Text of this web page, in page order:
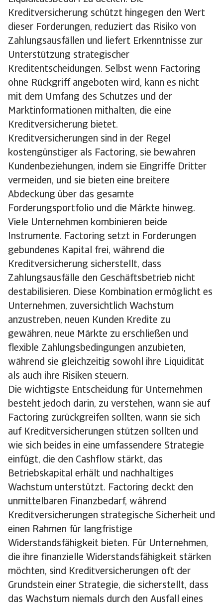
Kreditversicherung schützt hingegen den Wert
dieser Forderungen, reduziert das Risiko von
Zahlungsausfällen und liefert Erkenntnisse zur
Unterstützung strategischer
Kreditentscheidungen. Selbst wenn Factoring
ohne Rückgriff angeboten wird, kann es nicht
mit dem Umfang des Schutzes und der
Marktinformationen mithalten, die eine
Kreditversicherung bietet.
Kreditversicherungen sind in der Regel
kostengünstiger als Factoring, sie bewahren
Kundenbeziehungen, indem sie Eingriffe Dritter
vermeiden, und sie bieten eine breitere
Abdeckung über das gesamte
Forderungsportfolio und die Märkte hinweg.
Viele Unternehmen kombinieren beide
Instrumente. Factoring setzt in Forderungen
gebundenes Kapital frei, während die
Kreditversicherung sicherstellt, dass
Zahlungsausfälle den Geschäftsbetrieb nicht
destabilisieren. Diese Kombination ermöglicht es
Unternehmen, zuversichtlich Wachstum
anzustreben, neuen Kunden Kredite zu
gewähren, neue Märkte zu erschließen und
flexible Zahlungsbedingungen anzubieten,
während sie gleichzeitig sowohl ihre Liquidität
als auch ihre Risiken steuern.
Die wichtigste Entscheidung für Unternehmen
besteht jedoch darin, zu verstehen, wann sie auf
Factoring zurückgreifen sollten, wann sie sich
auf Kreditversicherungen stützen sollten und
wie sich beides in eine umfassendere Strategie
einfügt, die den Cashflow stärkt, das
Betriebskapital erhält und nachhaltiges
Wachstum unterstützt. Factoring deckt den
unmittelbaren Finanzbedarf, während
Kreditversicherungen strategische Sicherheit und
einen Rahmen für langfristige
Widerstandsfähigkeit bieten. Für Unternehmen,
die ihre finanzielle Widerstandsfähigkeit stärken
möchten, sind Kreditversicherungen oft der
Grundstein einer Strategie, die sicherstellt, dass
das Wachstum niemals durch den Ausfall eines